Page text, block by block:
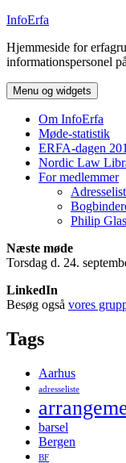
Hop
indhold
InfoErfa
Hjemmeside for
informationspersonel
Menu og widgets
Om InfoErfa
Møde-statistik
ERFA-dagen
Nordic Law
For medlemmer
Philip
Næste møde
Torsdag d. 24.
LinkedIn
Besøg også vores
Tags
Aarhus
adresseliste
barsel
Bergen
BF